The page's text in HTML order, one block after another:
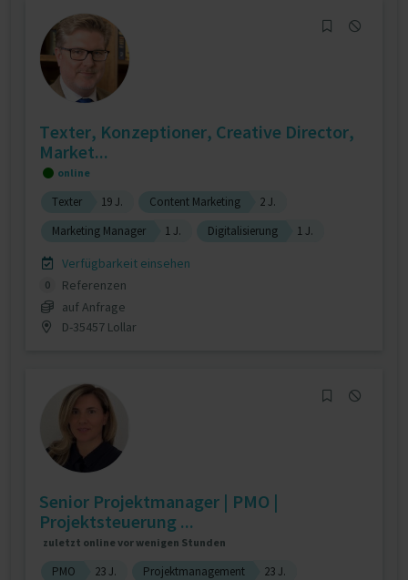
Texter, Konzeptioner, Creative Director,
Market...
online
Texter 19 J. Content Marketing
2 J.
Marketing Manager
1 J. Digitalisierung 1 J.
Verfügbarkeit einsehen
0
Referenzen
auf Anfrage
D-35457 Lollar
Senior Projektmanager | PMO |
Projektsteuerung ...
zuletzt online vor wenigen Stunden
PMO 23 J. Projektmanagement
23 J.